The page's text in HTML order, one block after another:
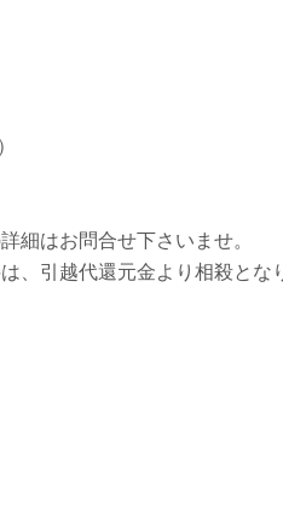
細はお問合せ下さいませ。
、引越代還元金より相殺とな